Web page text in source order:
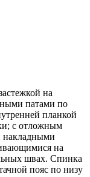
на
патами по
планкой
с отложным
накладными
на
швах. Спинка
пояс по низу